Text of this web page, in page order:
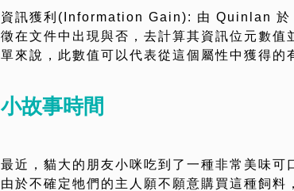
資訊獲利(Information Gain): 由 Quinlan 於
徵在文件中出現與否，去計算其資訊位元數值
單來說，此數值可以代表從這個屬性中獲得的
小故事時間
最近，貓大的朋友小咪吃到了一種非常美味可
由於不確定牠們的主人願不願意購買這種飼料